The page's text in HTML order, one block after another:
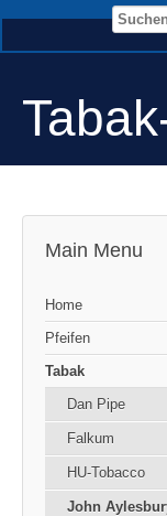
Main Menu
Home
Pfeifen
Tabak
Dan Pipe
Falkum
HU-Tobacco
John